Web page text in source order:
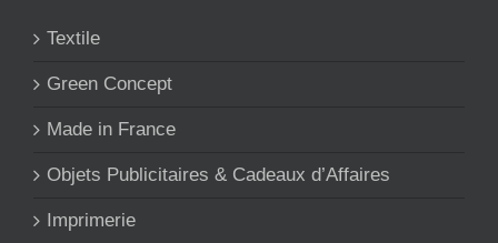
Textile
Green Concept
Made in France
Objets Publicitaires & Cadeaux d’Affaires
Imprimerie